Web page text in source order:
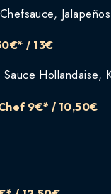
/ 13€
Hollandaise,
9€* / 10,50€